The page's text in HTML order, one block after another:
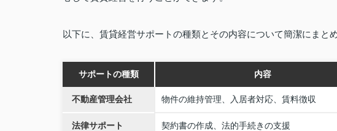
以下に、賃貸経営サポートの種類とその内容について簡潔にまと
サポートの種類 内容
不動産管理会社 物件の維持管理、入居者対応、賃料徴収
法律サポート 契約書の作成、法的手続きの支援